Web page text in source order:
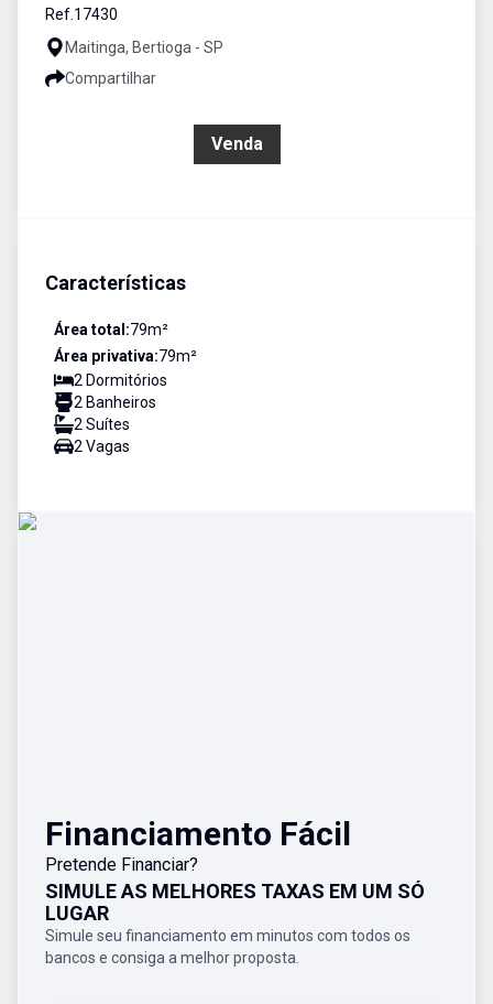
Ref.17430
Maitinga, Bertioga - SP
Compartilhar
Venda
Características
Área total:79m²
Área privativa:79m²
2 Dormitórios
2 Banheiros
2 Suítes
2 Vagas
Financiamento Fácil
Pretende Financiar?
SIMULE AS MELHORES TAXAS EM UM SÓ
LUGAR
Simule seu financiamento em minutos com todos os
bancos e consiga a melhor proposta.